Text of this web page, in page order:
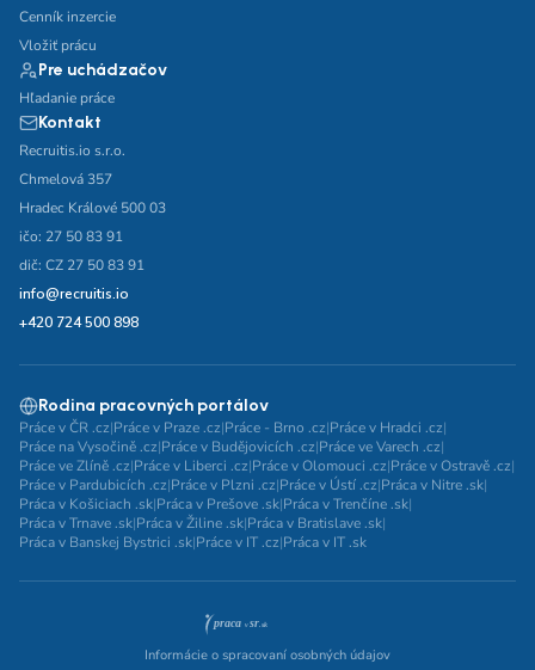
Cenník inzercie
Vložiť prácu
Pre uchádzačov
Hľadanie práce
Kontakt
Recruitis.io s.r.o.
Chmelová 357
Hradec Králové 500 03
ičo: 27 50 83 91
dič: CZ 27 50 83 91
info@recruitis.io
+420 724 500 898
Rodina pracovných portálov
Práce v ČR .cz|Práce v Praze .cz|Práce - Brno .cz|Práce v Hradci .cz|
Práce na Vysočině .cz|Práce v Budějovicích .cz|Práce ve Varech .cz|
Práce ve Zlíně .cz|Práce v Liberci .cz|Práce v Olomouci .cz|Práce v Ostravě .cz|
Práce v Pardubicích .cz|Práce v Plzni .cz|Práce v Ústí .cz|Práca v Nitre .sk|
Práca v Košiciach .sk|Práca v Prešove .sk|Práca v Trenčíne .sk|
Práca v Trnave .sk|Práca v Žiline .sk|Práca v Bratislave .sk|
Práca v Banskej Bystrici .sk|Práce v IT .cz|Práca v IT .sk
Informácie o spracovaní osobných údajov